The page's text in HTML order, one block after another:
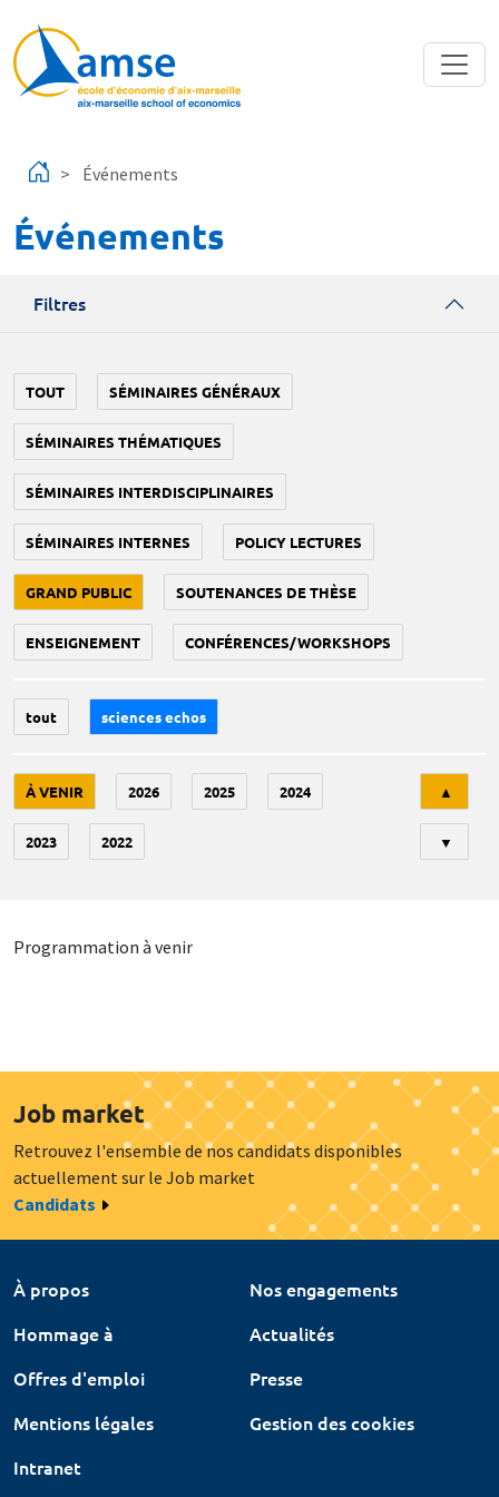
Événements
Événements
Filtres
TOUT SÉMINAIRES GÉNÉRAUX
SÉMINAIRES THÉMATIQUES
SÉMINAIRES INTERDISCIPLINAIRES
SÉMINAIRES INTERNES POLICY LECTURES
GRAND PUBLIC SOUTENANCES DE THÈSE
ENSEIGNEMENT CONFÉRENCES/WORKSHOPS
tout sciences echos
À VENIR 2026 2025 2024
2023 2022
▲
▼
Programmation à venir
Job market
Retrouvez l'ensemble de nos candidats disponibles
actuellement sur le Job market
Candidats
À propos
Nos engagements
Hommage à
Actualités
Offres d'emploi
Presse
Mentions légales
Gestion des cookies
Intranet